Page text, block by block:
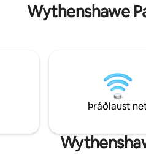
sporvagn í
Wythenshawe
Þráðlaust